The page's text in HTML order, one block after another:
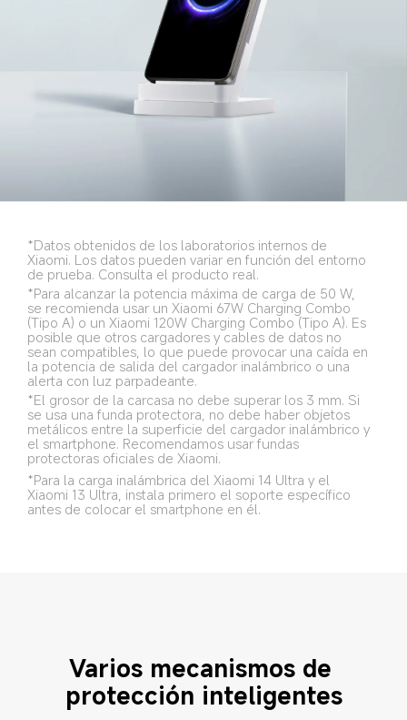
*Datos obtenidos de los laboratorios internos de
Xiaomi. Los datos pueden variar en función del entorno
de prueba. Consulta el producto real.
*Para alcanzar la potencia máxima de carga de 50 W,
se recomienda usar un Xiaomi 67W Charging Combo
(Tipo A) o un Xiaomi 120W Charging Combo (Tipo A). Es
posible que otros cargadores y cables de datos no
sean compatibles, lo que puede provocar una caída en
la potencia de salida del cargador inalámbrico o una
alerta con luz parpadeante.
*El grosor de la carcasa no debe superar los 3 mm. Si
se usa una funda protectora, no debe haber objetos
metálicos entre la superficie del cargador inalámbrico y
el smartphone. Recomendamos usar fundas
protectoras oficiales de Xiaomi.
*Para la carga inalámbrica del Xiaomi 14 Ultra y el
Xiaomi 13 Ultra, instala primero el soporte específico
antes de colocar el smartphone en él.
Varios mecanismos de
protección inteligentes